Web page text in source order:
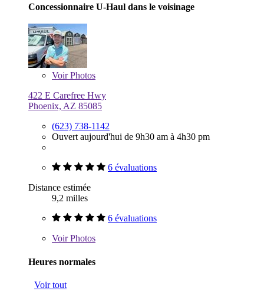
Concessionnaire U-Haul dans le voisinage
VoirPhotos
422 E Carefree Hwy
Phoenix, AZ 85085
(623) 738-1142
Ouvert aujourd'hui de 9h30 am à 4h30 pm
6 évaluations
Distance estimée
9,2 milles
6 évaluations
VoirPhotos
Heures normales
Voir tout